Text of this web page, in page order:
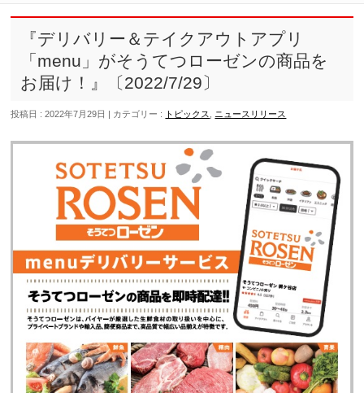
『デリバリー＆テイクアウトアプリ
「menu」がそうてつローゼンの商品を
お届け！』〔2022/7/29〕
投稿日 : 2022年7月29日 カテゴリー : トピックス ニュースリリース